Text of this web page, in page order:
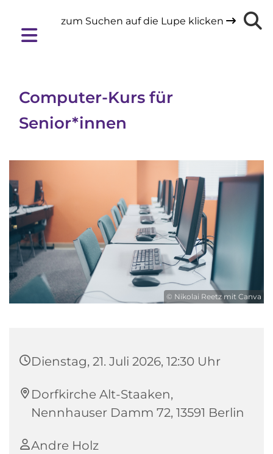
zum Suchen auf die Lupe klicken
Computer-Kurs für
Senior*innen
© Nikolai Reetz mit Canva
Dienstag, 21. Juli 2026, 12:30 Uhr
Dorfkirche Alt-Staaken,
Nennhauser Damm 72, 13591 Berlin
Andre Holz